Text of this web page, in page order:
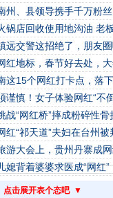
州、县领导携手千万粉
锅店回收使用地沟油 老
远交警这招绝了，朋友
红地标，春节好去处，
这15个网红打卡点，落
谨慎！女子体验网红“不
战“网红桥”摔成粉碎性
红“祁天道”夫妇在台州
游大会上，贵州丹寨成网
媳背着婆婆求医成“网红
点击展开表个态吧 ▼